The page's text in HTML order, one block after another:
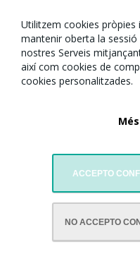
Utilitzem cookies
mantenir oberta la
nostres Serveis
així com cookies de
cookies personalitzades.
ACCEPTO
NO ACCEPTO